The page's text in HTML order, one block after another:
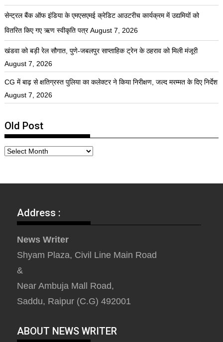
सेन्ट्रल बैंक ऑफ इंडिया के एमएसएमई क्रेडिट आउटरीच कार्यक्रम में उद्यमियों को
वितरित किए गए ऋण स्वीकृति पत्र August 7, 2026
खंडवा को बड़ी रेल सौगात, पुणे-जबलपुर साप्ताहिक ट्रेन के ठहराव को मिली मंजूरी
August 7, 2026
CG में बाढ़ से क्षतिग्रस्त पुलिया का कलेक्टर ने किया निरीक्षण, जल्द मरम्मत के दिए निर्देश
August 7, 2026
Old Post
Address :
News Writer
Shyam Plaza, Civil Line Main Road
&
Near Ambuja Mall Road,
Saddu, Raipur (C.G) 492001
ABOUT NEWS WRITER